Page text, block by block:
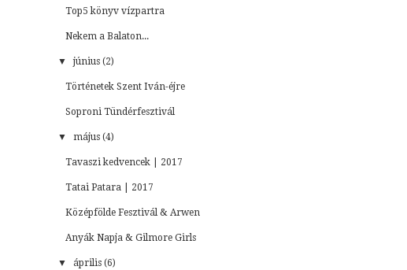
Top5 könyv vízpartra
Nekem a Balaton...
▼ június (2)
Történetek Szent Iván-éjre
Soproni Tündérfesztivál
▼ május (4)
Tavaszi kedvencek | 2017
Tatai Patara | 2017
Középfölde Fesztivál & Arwen
Anyák Napja & Gilmore Girls
▼ április (6)